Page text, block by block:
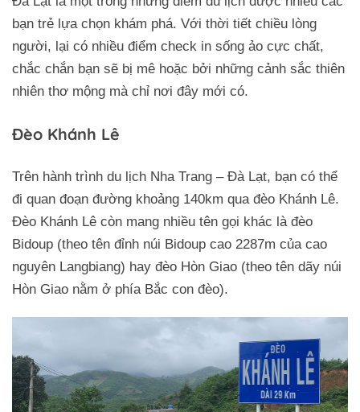
bạn trẻ lựa chọn khám phá. Với thời tiết chiều lòng
người, lại có nhiều điểm check in sống ảo cực chất,
chắc chắn bạn sẽ bị mê hoặc bởi những cảnh sắc thiên
nhiên thơ mộng mà chỉ nơi đây mới có.
Đèo Khánh Lê
Trên hành trình du lịch Nha Trang – Đà Lạt, bạn có thể
đi quan đoạn đường khoảng 140km qua đèo Khánh Lê.
Đèo Khánh Lê còn mang nhiều tên gọi khác là đèo
Bidoup (theo tên đỉnh núi Bidoup cao 2287m của cao
nguyên Langbiang) hay đèo Hòn Giao (theo tên dãy núi
Hòn Giao nằm ở phía Bắc con đèo).